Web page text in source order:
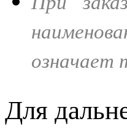
означает
Для